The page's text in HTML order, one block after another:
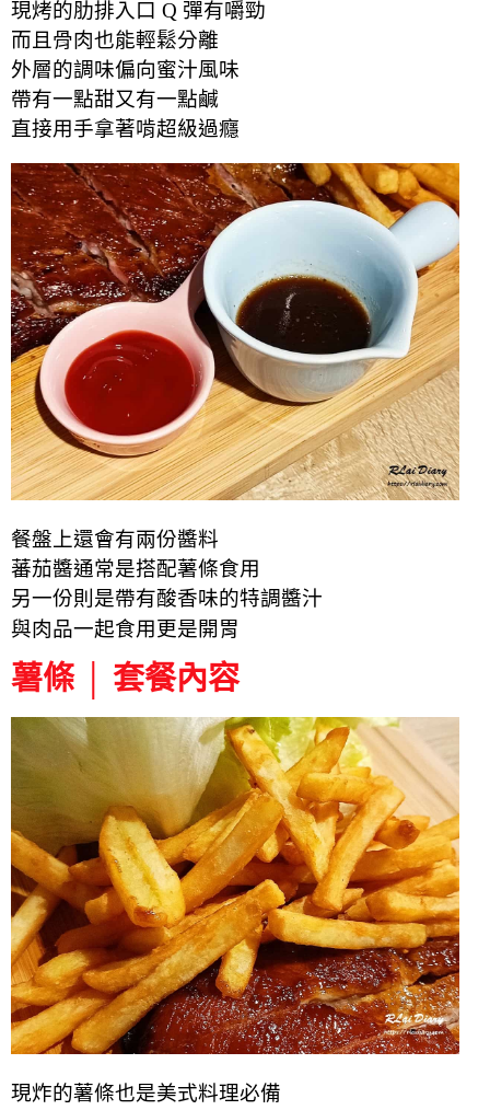
現烤的肋排入口 Q 彈有嚼勁
而且骨肉也能輕鬆分離
外層的調味偏向蜜汁風味
帶有一點甜又有一點鹹
直接用手拿著啃超級過癮
餐盤上還會有兩份醬料
蕃茄醬通常是搭配薯條食用
另一份則是帶有酸香味的特調醬汁
與肉品一起食用更是開胃
薯條 │ 套餐內容
現炸的薯條也是美式料理必備